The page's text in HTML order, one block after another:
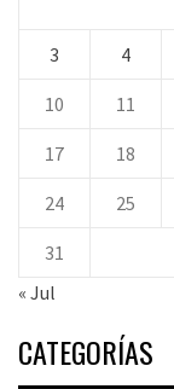
3 4
10 11
17 18
24 25
31
« Jul
CATEGORÍAS